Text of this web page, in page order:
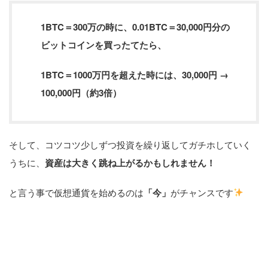
1BTC＝300万の時に、0.01BTC＝30,000円分の
ビットコインを買ったてたら、
1BTC＝1000万円を超えた時には、30,000円 →
100,000円（約3倍）
そして、コツコツ少しずつ投資を繰り返してガチホしていく
うちに、 資産は大きく跳ね上がるかもしれません！
と言う事で仮想通貨を始めるのは 「今」 がチャンスです